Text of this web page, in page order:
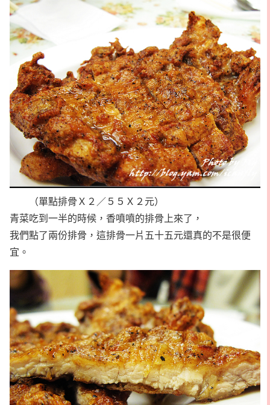
（單點排骨Ｘ２／５５Ｘ２元）
青菜吃到一半的時候，香噴噴的排骨上來了，
我們點了兩份排骨，這排骨一片五十五元還真的不是很便
宜。